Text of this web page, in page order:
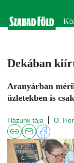
Dekában
Aranyárban
üzletekben is
Házunk tája O.